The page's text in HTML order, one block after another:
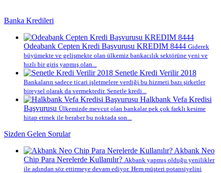
Banka Kredileri
Odeabank Cepten Kredi Başvurusu KREDIM 8444 Giderek
büyümekte ve gelişmekte olan ülkemiz bankacılık sektörüne yeni ve
hızlı bir giriş yapmış olan...
Senetle Kredi Verilir 2018
Bankaların sadece ticari işletmelere verdiği bu hizmeti bazı şirketler
bireysel olarak da vermektedir. Senetle kredi...
Halkbank Vefa Kredisi
Başvurusu Ülkemizde mevcut olan bankalar pek çok farklı kesime
hitap etmek ile beraber bu noktada son...
Sizden Gelen Sorular
Akbank Neo
Chip Para Nerelerde Kullanılır? Akbank yapmış olduğu yenilikler
ile adından söz ettirmeye devam ediyor. Hem müşteri potansiyelini